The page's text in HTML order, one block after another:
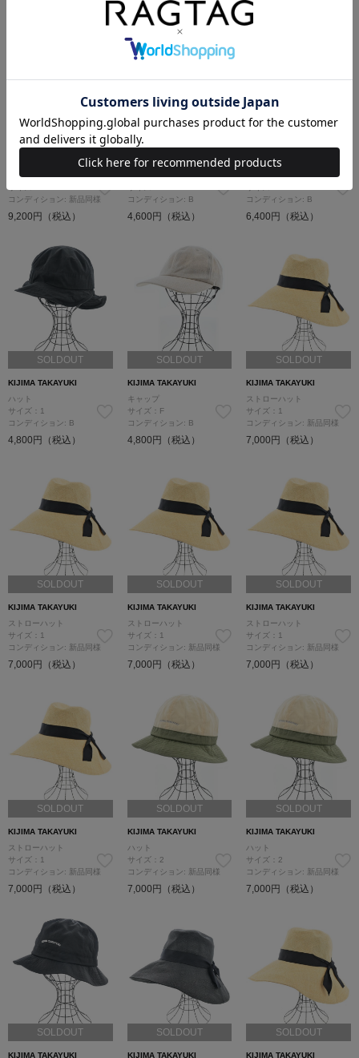
ハット
コンディション: 新品同様
9,200円（税込）
KIJIMA TAKAYUKI
コンディション: B
4,600円（税込）
KIJIMA TAKAYUKI
コンディション: B
6,400円（税込）
SOLDOUT
KIJIMA TAKAYUKI
ハット
サイズ：1
コンディション: B
4,800円（税込）
SOLDOUT
KIJIMA TAKAYUKI
キャップ
サイズ：F
コンディション: B
4,800円（税込）
SOLDOUT
KIJIMA TAKAYUKI
ストローハット
サイズ：1
コンディション: 新品同様
7,000円（税込）
SOLDOUT
KIJIMA TAKAYUKI
ストローハット
サイズ：1
コンディション: 新品同様
7,000円（税込）
SOLDOUT
KIJIMA TAKAYUKI
ストローハット
サイズ：1
コンディション: 新品同様
7,000円（税込）
SOLDOUT
KIJIMA TAKAYUKI
ストローハット
サイズ：1
コンディション: 新品同様
7,000円（税込）
SOLDOUT
KIJIMA TAKAYUKI
ストローハット
サイズ：1
コンディション: 新品同様
7,000円（税込）
SOLDOUT
KIJIMA TAKAYUKI
ハット
サイズ：2
コンディション: 新品同様
7,000円（税込）
SOLDOUT
KIJIMA TAKAYUKI
ハット
サイズ：2
コンディション: 新品同様
7,000円（税込）
SOLDOUT
KIJIMA TAKAYUKI
SOLDOUT
KIJIMA TAKAYUKI
SOLDOUT
KIJIMA TAKAYUKI